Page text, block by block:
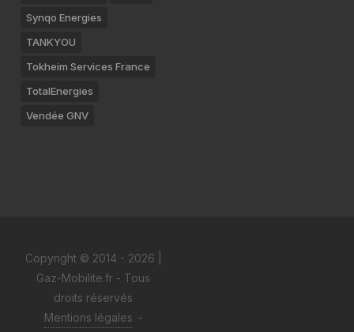
Synqo Energies
TANKYOU
Tokheim Services France
TotalEnergies
Vendée GNV
Copyright © 2014 - 2026 |
Gaz-Mobilite.fr - Tous
droits réservés
Mentions légales -